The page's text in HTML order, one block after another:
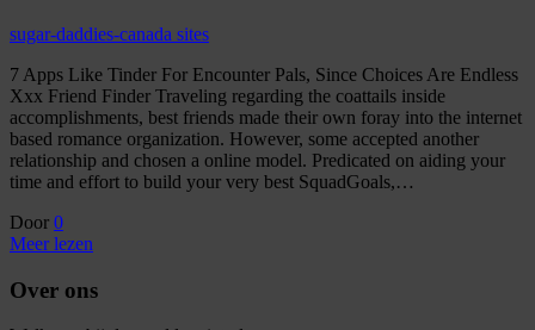
sugar-daddies-canada sites
7 Apps Like Tinder For Encounter Pals, Since Choices Are Endless
Xxx Friend Finder Traveling regarding the coattails inside
accomplishments, best friends made their own foray into the internet
based romance organization. However, some accepted another
relationship and chosen a online model. Predicated on aiding your
time and effort to build your very best SquadGoals,…
Door 0
Meer lezen
Over ons